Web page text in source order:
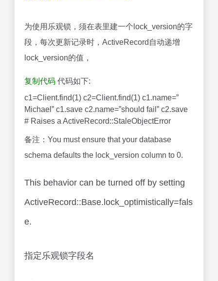
为使用乐观锁，须在表里建一个lock_version的字
段，每次更新记录时，ActiveRecord自动递增
lock_version的值，
复制代码 代码如下:
c1=Client.find(1) c2=Client.find(1) c1.name=”
Michael” c1.save c2.name=”should fail” c2.save
# Raises a ActiveRecord::StaleObjectError
备注：You must ensure that your database
schema defaults the lock_version column to 0.
This behavior can be turned off by setting
ActiveRecord::Base.lock_optimistically=fals
e.
指定乐观锁字段名